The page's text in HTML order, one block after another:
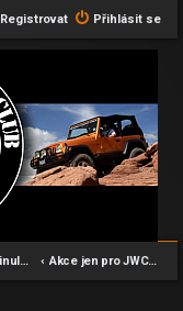
Přihlásit se
Registrovat
Archív akcí minulých let Akce jen pro JWC - 2012